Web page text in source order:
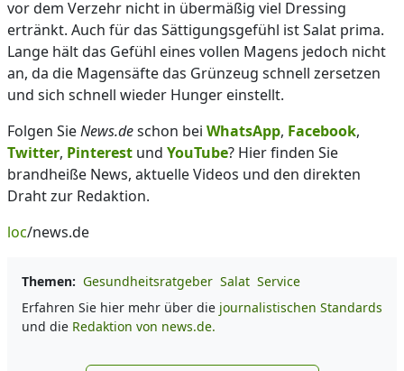
vor dem Verzehr nicht in übermäßig viel Dressing
ertränkt. Auch für das Sättigungsgefühl ist Salat prima.
Lange hält das Gefühl eines vollen Magens jedoch nicht
an, da die Magensäfte das Grünzeug schnell zersetzen
und sich schnell wieder Hunger einstellt.
Folgen SieNews.deschon bei WhatsApp, Facebook,
Twitter, Pinterest und YouTube? Hier finden Sie
brandheiße News, aktuelle Videos und den direkten
Draht zur Redaktion.
loc/news.de
Themen: Gesundheitsratgeber Salat Service
Erfahren Sie hier mehr über die journalistischen Standards
und die Redaktion von news.de.